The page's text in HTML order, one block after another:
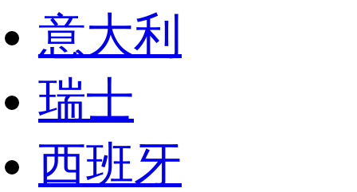
意大利
瑞士
西班牙